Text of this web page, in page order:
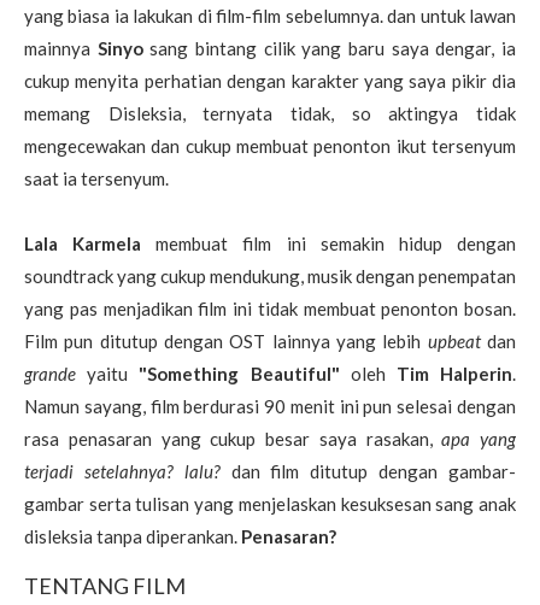
yang biasa ia lakukan di film-film sebelumnya. dan untuk lawan
mainnya Sinyosang bintang cilik yang baru saya dengar, ia
cukup menyita perhatian dengan karakter yang saya pikir dia
memang Disleksia, ternyata tidak, so aktingya tidak
mengecewakan dan cukup membuat penonton ikut tersenyum
saat ia tersenyum.
Lala Karmela membuat film ini semakin hidup dengan
soundtrack yang cukup mendukung, musik dengan penempatan
yang pas menjadikan film ini tidak membuat penonton bosan.
Film pun ditutup dengan OST lainnya yang lebih upbeatdan
grande yaitu "Something Beautiful" oleh Tim Halperin.
Namun sayang, film berdurasi 90 menit ini pun selesai dengan
rasa penasaran yang cukup besar saya rasakan,apa yang
terjadi setelahnya? lalu? dan film ditutup dengan gambar-
gambar serta tulisan yang menjelaskan kesuksesan sang anak
disleksia tanpa diperankan. Penasaran?
TENTANG FILM